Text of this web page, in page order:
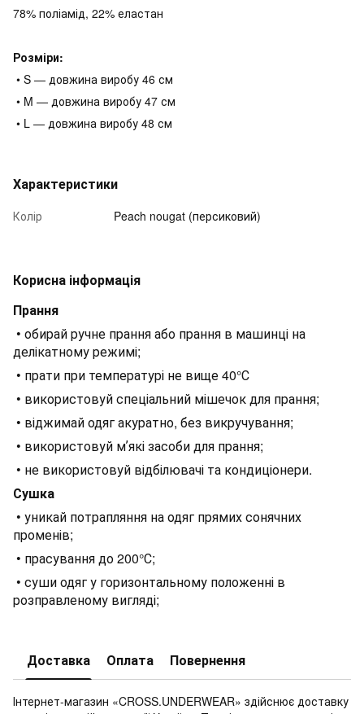
78% поліамід, 22% еластан
Розміри:
• S — довжина виробу 46 см
• M — довжина виробу 47 см
• L — довжина виробу 48 см
Характеристики
Колір Peach nougat (персиковий)
Корисна інформація
Прання
• обирай ручне прання або прання в машинці на
делікатному режимі;
• прати при температурі не вище 40°С
• використовуй спеціальний мішечок для прання;
• віджимай одяг акуратно, без викручування;
• використовуй мʼякі засоби для прання;
• не використовуй відбілювачі та кондиціонери.
Сушка
• уникай потрапляння на одяг прямих сонячних
променів;
• прасування до 200°С;
• суши одяг у горизонтальному положенні в
розправленому вигляді;
Доставка Оплата Повернення
Інтернет-магазин «CROSS.UNDERWEAR» здійснює доставку